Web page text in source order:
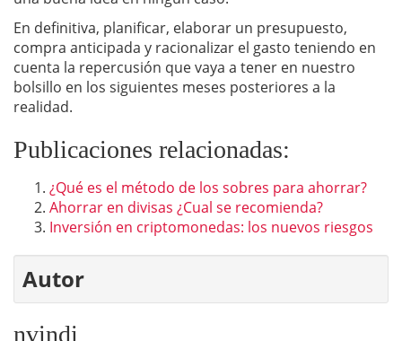
En definitiva, planificar, elaborar un presupuesto,
compra anticipada y racionalizar el gasto teniendo en
cuenta la repercusión que vaya a tener en nuestro
bolsillo en los siguientes meses posteriores a la
realidad.
Publicaciones relacionadas:
¿Qué es el método de los sobres para ahorrar?
Ahorrar en divisas ¿Cual se recomienda?
Inversión en criptomonedas: los nuevos riesgos
Autor
nvindi